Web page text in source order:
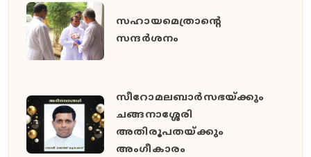
സഹായമെത്രാന്റെ
സന്ദർശനം
സീറോമലബാർസഭയ്ക്കും
ചങ്ങനാശ്ശേരി
അതിരൂപതയ്ക്കും
അംഗീകാരം